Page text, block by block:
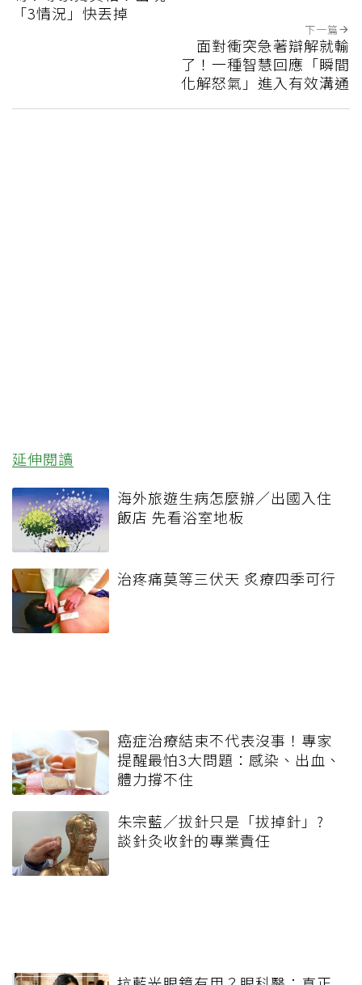
「3情況」快丟掉
下一篇
面對衝突急著辯解就輸
了！一種智慧回應「瞬間
化解怒氣」進入有效溝通
延伸閱讀
海外旅遊生病怎麼辦／出國入住
飯店 先看浴室地板
治疼痛莫等三伏天 炙療四季可行
癌症治療結束不代表沒事！專家
提醒最怕3大問題：感染、出血、
體力撐不住
朱宗藍／拔針只是「拔掉針」?
談針灸收針的專業責任